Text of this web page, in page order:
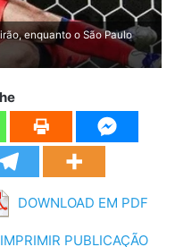
enquanto o São Paulo
DOWNLOAD EM PDF
IMPRIMIR PUBLICAÇÃO